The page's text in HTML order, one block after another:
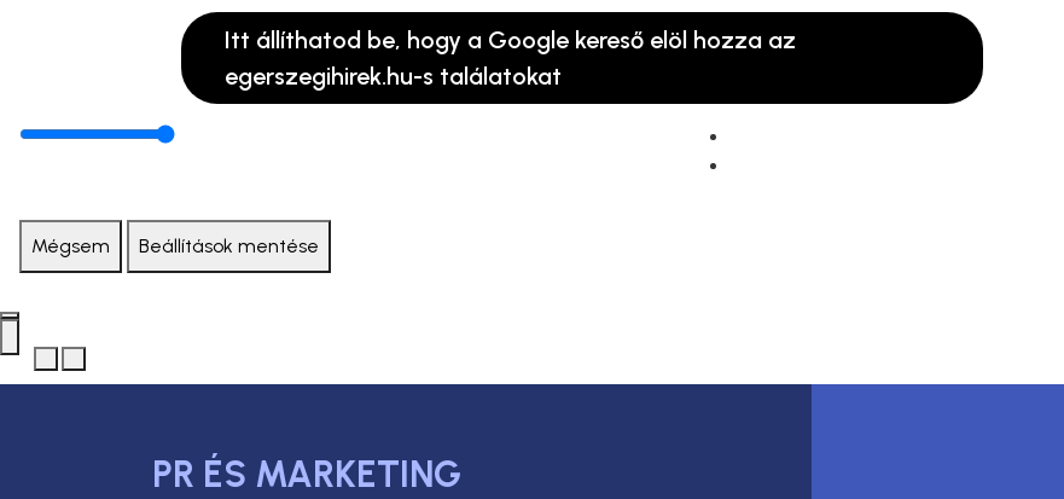
Itt állíthatod be, hogy a Google kereső elöl hozza az
egerszegihirek.hu-s találatokat
Mégsem Beállítások mentése
PR ÉS MARKETING